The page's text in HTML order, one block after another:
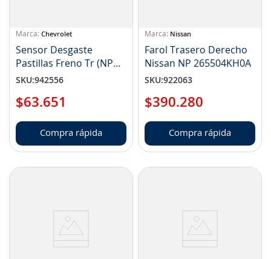
Chevrolet
Sensor Desgaste
Pastillas Freno Tr (NP
84688287)
SKU:942556
$63.651
Compra rápida
Nissan
Farol Trasero Derecho
Nissan NP 265504KH0A
SKU:922063
$390.280
Compra rápida